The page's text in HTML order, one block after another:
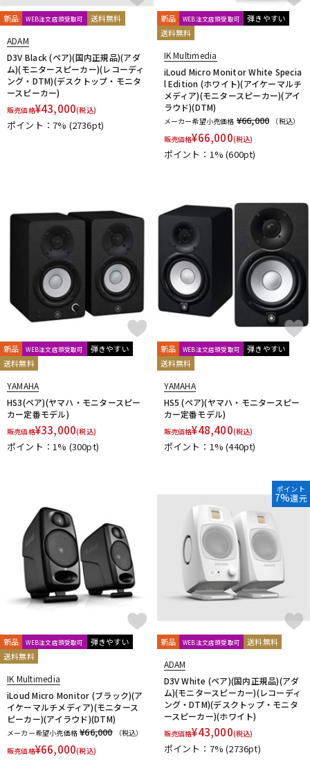
G_2Systems GATOR
GATOR Frameworks
GRACE design
Groove Tubes
HEADREC
HEDD
HEiL SOUND HERCULES
Heritage Audio
HUMPBACK ENGINEERING
IGS Audio
IK Multimedia
Ikebe Original
ISO ACOUSTICS
ISOVOX
JBL
JohnBlue Audio JZ Microphones
K.W.S
KAKASHI Professional Stands
KAOTICA KENTON
KOTOBUKI KRK
KRYNA
LOJECT
maag audio
MACKIE MANLEY
marantz Professional
Marshall
MASELEC M-AUDIO
Mee audio
Millennia MINI-SONEX MISTRAL
MOGAMI
Mojave Audio
Monkey Banana
MONSTER CABLE
Morton Microphone Systems
Musikelectronic Geithain
MUTEC
MUZEN NEUMANN Noah’sark
Nothing
OHASHI
Oktava OLLO AUDIO onso Oyaide
Palmer PEAVEY Peluso PhoenixAudio
PHONON
Pioneer DJ
PMC
PreSonus
PRIMACOUSTIC
PrismSound
Protection Racket
Providence Pueblo Audio
PULSE
Purple audio
Radial
Rational Acoustics
reloop
reProducer Audio Rhapsodio
RODE
Roger Mayer
Roland Ronk Japan
Roswell Pro Audio
SCHOEPS
Shadow Hills Industries
SHINYA’S STUDIO
SHIZUKA
SHURE
SlateDigital SLR Studios SONTRONICS
SONY
SoundCraft
Soyuz SPL SSL(Solid State Logic)
STAY
STEDMAN Steven Slate Audio Superlux
SUZUKI
Sym・Proceed
T-Z
TANNOY TASCAM
tc electronic
TC helicon
Tech Teenage Engineering
TELEFUNKEN
Thermionic Culture
TOMOCA Tonelux
Townsend Labs
TRITON AUDIO
TUBE-TECH
ULTRASONE
Umbrella Company
United Studio Technologies
Universal Audio
unknown VELCRO(R) Brand
Vermona
Vertigo Sound
Vintech Audio VitalAudio
V-MODA
Vocal Mist
VOVOX VOX-O-RAMA
Voyage Audio
新品 WEB注文店頭受取可 送料無料
ADAM
D3V Black (ペア)(国内正規品)(アダ
ム)(モニタースピーカー)(レコーディ
ング・DTM)(デスクトップ・モニタ
ースピーカー)
販売価格¥43,000(税込)
ポイント：7% (2736pt)
新品 WEB注文店頭受取可
弾きやすい
送料無料
IK Multimedia
iLoud Micro Monitor White Specia
l Edition (ホワイト)(アイケーマルチ
メディア)(モニタースピーカー)(アイ
ラウド)(DTM)
メーカー希望小売価格 ¥66,000
（税込）
販売価格¥66,000(税込)
ポイント：1%(600pt)
新品 WEB注文店頭受取可
弾きやすい
送料無料
YAMAHA
HS3(ペア)(ヤマハ・モニタースピー
カー定番モデル)
販売価格¥33,000(税込)
ポイント：1% (300pt)
新品 WEB注文店頭受取可
弾きやすい
送料無料
YAMAHA
HS5 (ペア)(ヤマハ・モニタースピー
カー定番モデル)
販売価格¥48,400(税込)
ポイント：1%(440pt)
新品 WEB注文店頭受取可
弾きやすい
送料無料
IK Multimedia
iLoud Micro Monitor (ブラック)(ア
イケーマルチメディア)(モニタース
ピーカー)(アイラウド)(DTM)
メーカー希望小売価格 ¥66,000
（税込）
販売価格¥66,000(税込)
ポイント
7%還元
新品 WEB注文店頭受取可 送料無料
ADAM
D3V White (ペア)(国内正規品)(アダ
ム)(モニタースピーカー)(レコーディ
ング・DTM)(デスクトップ・モニタ
ースピーカー)(ホワイト)
販売価格¥43,000(税込)
ポイント：7%(2736pt)